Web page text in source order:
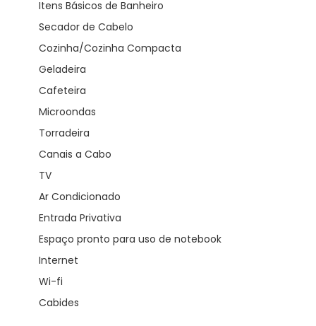
Itens Básicos de Banheiro
Secador de Cabelo
Cozinha/Cozinha Compacta
Geladeira
Cafeteira
Microondas
Torradeira
Canais a Cabo
TV
Ar Condicionado
Entrada Privativa
Espaço pronto para uso de notebook
Internet
Wi-fi
Cabides